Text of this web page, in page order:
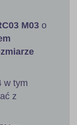
M03 o
w tym
z